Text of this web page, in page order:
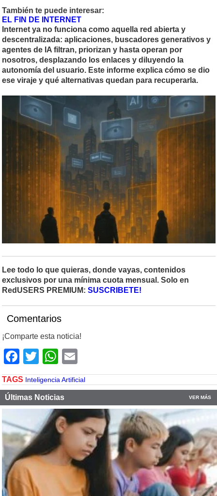
También te puede interesar:
EL FIN DE INTERNET
Internet ya no funciona como aquella red abierta y
descentralizada: aplicaciones, buscadores generativos y
agentes de IA filtran, priorizan y hasta operan por
nosotros, desplazando los enlaces y diluyendo la
autonomía del usuario. Este informe explica cómo se dio
ese viraje y qué alternativas quedan para recuperarla.
Lee todo lo que quieras, donde vayas, contenidos
exclusivos por una mínima cuota mensual. Solo en
RedUSERS PREMIUM: SUSCRIBETE!
Comentarios
¡Comparte esta noticia!
Facebook
TwitterWhatsApp
TAGS Inteligencia Artificial
Últimas Noticias VER MÁS